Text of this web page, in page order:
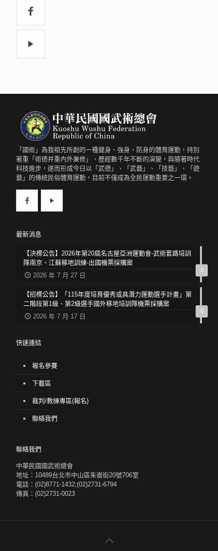
「國術」為我祖先所創的一種健身、強身、防身的體育運動，持別
著重「術德并重內外兼修」、歷經數千年不斷的演變，與隨著時代
科技進步，遂而形成今日以「武德」、「武藝」、「技藝」、「遊
藝」的傳統民俗體育運動，目前不僅成為全民運動重要之一環。
最新消息
0
【決標公告】2026年第20屆名古屋亞洲運動會-武術套路培訓
隊南京、江蘇移地訓練-出國機票採購案
2026 年 7 月 27 日
0
【招標公告】「115年度培育優秀或具潛力運動選手計畫」第
二階段第1級、第2級選手國外移地培訓隊機票採購案
2026 年 7 月 17 日
快速連結
報名參賽
下載區
裁判/教練專區(報名)
聯絡我們
聯絡我們
中華民國國武術總會
地址：10489台北市中山區朱崙街20號706室
電話：(02)8771-1432;(02)2731-6794
傳真：(02)2731-0023